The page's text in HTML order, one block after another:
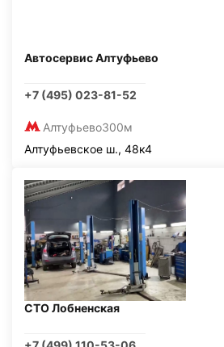
Автосервис Алтуфьево
+7 (495) 023-81-52
Алтуфьево300м
Алтуфьевское ш., 48к4
СТО Лобненская